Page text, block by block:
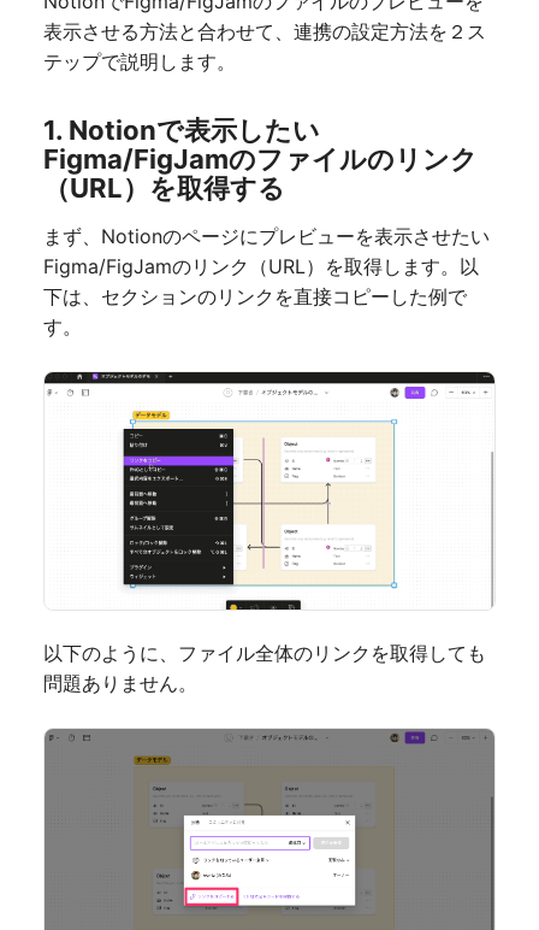
表示させる方法と合わせて、連携の設定方法を２ス
テップで説明します。
1. Notionで表示したい
Figma/FigJamのファイルのリンク
（URL）を取得する
まず、Notionのページにプレビューを表示させたい
Figma/FigJamのリンク（URL）を取得します。以
下は、セクションのリンクを直接コピーした例で
す。
以下のように、ファイル全体のリンクを取得しても
問題ありません。